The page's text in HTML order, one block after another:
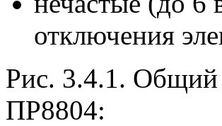
отключения
Рис. 3.4.1. Общий
ПР8804: